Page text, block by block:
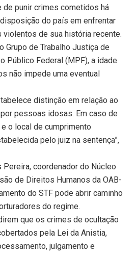
punir crimes cometidos há
do país em enfrentar
de sua história recente.
Grupo de Trabalho Justiça de
Público Federal (MPF), a idade
não impede uma eventual
distinção em relação ao
pessoas idosas. Em caso de
o local de cumprimento
pelo juiz na sentença”,
coordenador do Núcleo
de Direitos Humanos da OAB-
do STF pode abrir caminho
do regime.
que os crimes de ocultação
pela Lei da Anistia,
julgamento e